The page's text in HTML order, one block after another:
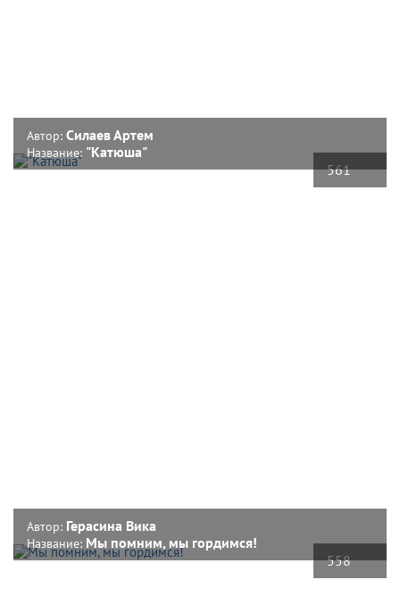
561
Автор: Силаев Артем
Название: "Катюша"
558
Автор: Герасина Вика
Название: Мы помним, мы гордимся!